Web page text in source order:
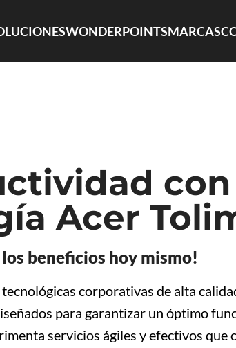
WONDERPOINTSMARCAS
con
Acer
los beneficios hoy mismo!
corporativas de alta
para garantizar un óptimo
servicios ágiles y efectivos que